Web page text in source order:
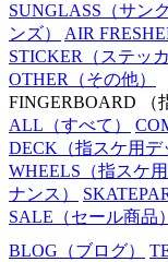
SUNGLASS （サン
ンズ）
AIR
STICKER （ステッ
OTHER （その他）
FINGERBOARD
（
ALL （すべて）
DECK （指スケ用デ
WHEELS （指スケ
ナンス）
SALE （セール商品）
BLOG （ブログ）